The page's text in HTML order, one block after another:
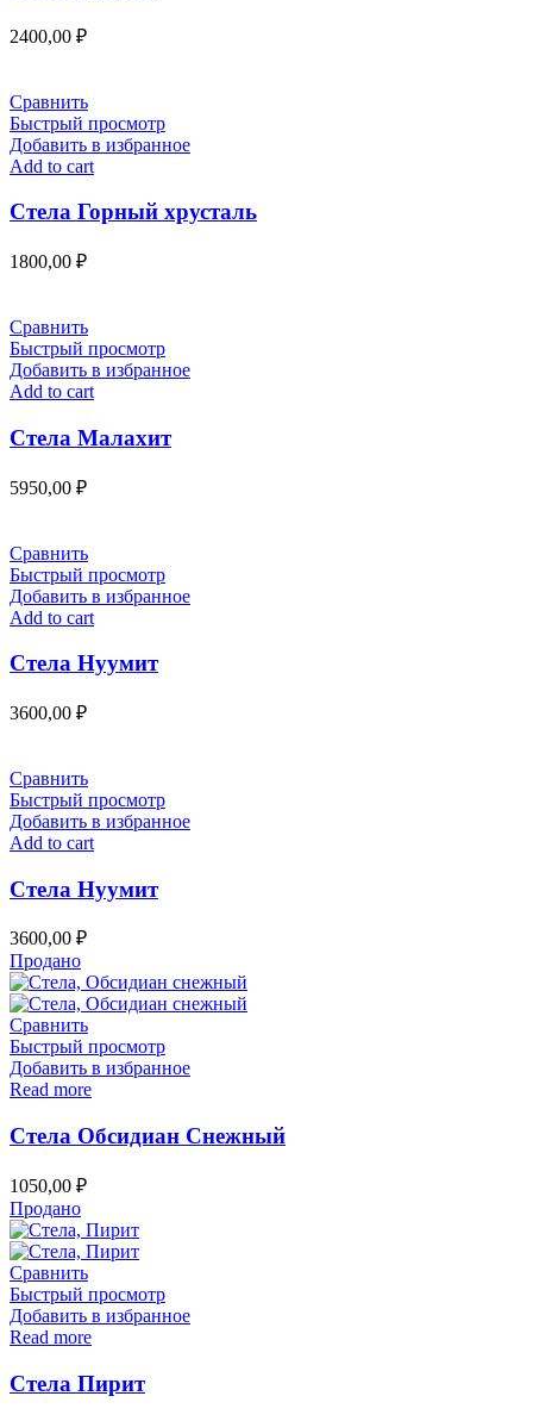
2400,00 ₽
Сравнить
Быстрый просмотр
Добавить в избранное
Add to cart
Стела Горный хрусталь
1800,00 ₽
Сравнить
Быстрый просмотр
Добавить в избранное
Add to cart
Стела Малахит
5950,00 ₽
Сравнить
Быстрый просмотр
Добавить в избранное
Add to cart
Стела Нуумит
3600,00 ₽
Сравнить
Быстрый просмотр
Добавить в избранное
Add to cart
Стела Нуумит
3600,00 ₽
Продано
Сравнить
Быстрый просмотр
Добавить в избранное
Read more
Стела Обсидиан Снежный
1050,00 ₽
Продано
Сравнить
Быстрый просмотр
Добавить в избранное
Read more
Стела Пирит